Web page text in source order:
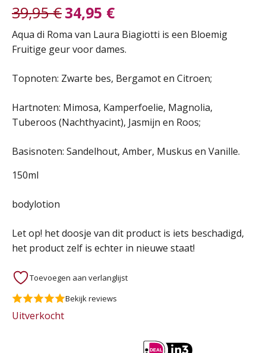
39,95€
Oorspronkelijke
prijs
was:
39,95 €.
34,95 €
Huidige
prijs
is:
34,95 €.
Aqua di Roma van Laura Biagiotti is een Bloemig
Fruitige geur voor dames.
Topnoten: Zwarte bes, Bergamot en Citroen;
Hartnoten: Mimosa, Kamperfoelie, Magnolia,
Tuberoos (Nachthyacint), Jasmijn en Roos;
Basisnoten: Sandelhout, Amber, Muskus en Vanille.
150ml
bodylotion
Let op! het doosje van dit product is iets beschadigd,
het product zelf is echter in nieuwe staat!
Toevoegen aan verlanglijst
Bekijk reviews
Uitverkocht